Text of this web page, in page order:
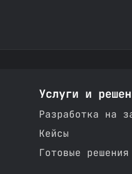
Услуги и
Разработка на
Кейсы
Готовые решения